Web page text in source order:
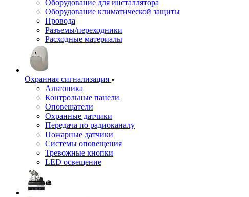
Оборудование для инсталлятора
Оборудование климатической защиты
Провода
Разъемы/переходники
Расходные материалы
Охранная сигнализация
Альтоника
Контрольные панели
Оповещатели
Охранные датчики
Передача по радиоканалу
Пожарные датчики
Системы оповещения
Тревожные кнопки
LED освещение